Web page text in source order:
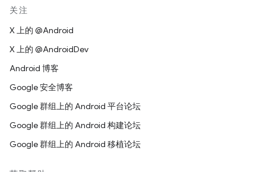
关注
X 上的 @Android
X 上的 @AndroidDev
Android 博客
Google 安全博客
Google 群组上的 Android 平台论坛
Google 群组上的 Android 构建论坛
Google 群组上的 Android 移植论坛